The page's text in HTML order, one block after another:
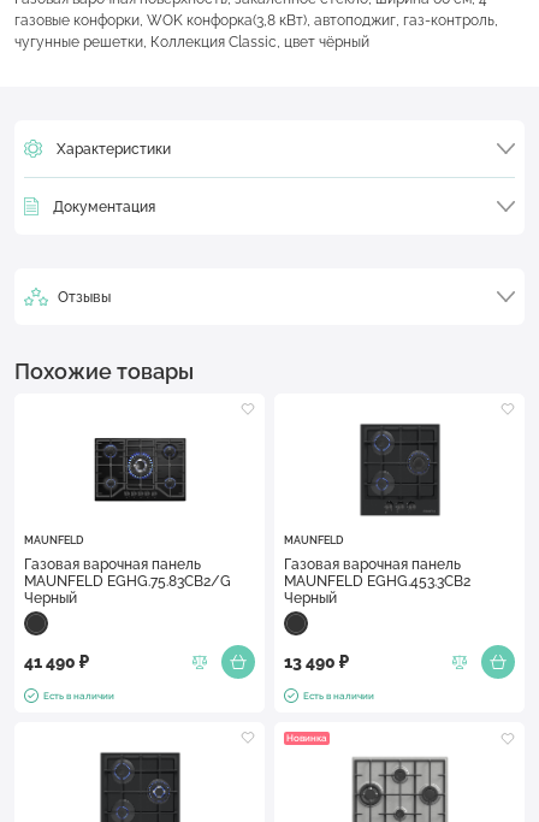
газовые конфорки, WOK конфорка(3,8 кВт), автоподжиг, газ-контроль,
чугунные решетки, Коллекция Classic, цвет чёрный
Характеристики
Документация
Отзывы
Похожие товары
MAUNFELD
Газовая варочная панель
MAUNFELD EGHG.75.83CB2/G
Черный
41 490 ₽
Есть в наличии
MAUNFELD
Газовая варочная панель
MAUNFELD EGHG.453.3CB2
Черный
13 490 ₽
Есть в наличии
Новинка